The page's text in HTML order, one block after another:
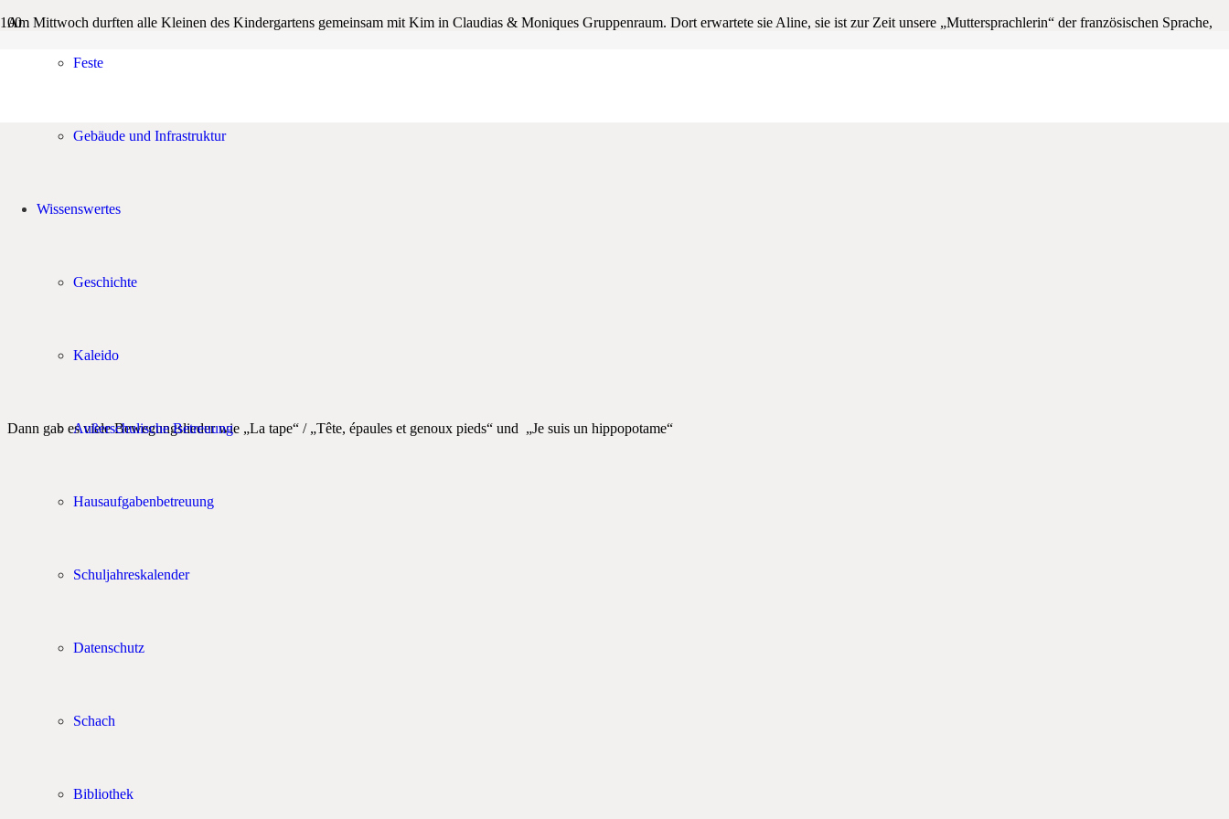
Feste
Gebäude und Infrastruktur
Wissenswertes
Geschichte
Kaleido
Außerschulische Betreuung
Hausaufgabenbetreuung
Schuljahreskalender
Datenschutz
Schach
Bibliothek
Am Mittwoch durften alle Kleinen des Kindergartens gemeinsam mit Kim in Claudias & Moniques Gruppenraum. Dort erwartete sie Aline, sie ist zur Zeit unsere „Muttersprachlerin“ der französischen Sprache,
Alle Kleinen sangen erst einmal ein Begrüßungslied „Bonjour tout va bien“ anschließend las Aline das Buch von Anna-Lena „Hugo, le petit manchot“ vor.
Dann gab es viele Bewegungslieder wie „La tape“ / „Tête, épaules et genoux pieds“ und „Je suis un hippopotame“